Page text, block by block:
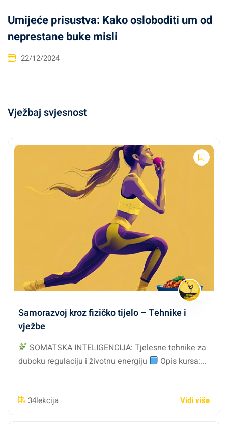
Umijeće prisustva: Kako osloboditi um od
neprestane buke misli
22/12/2024
Vježbaj svjesnost
Samorazvoj kroz fizičko tijelo – Tehnike i
vježbe
SOMATSKA INTELIGENCIJA: Tjelesne tehnike za
duboku regulaciju i životnu energiju
Opis kursa:...
34lekcija Vidi više